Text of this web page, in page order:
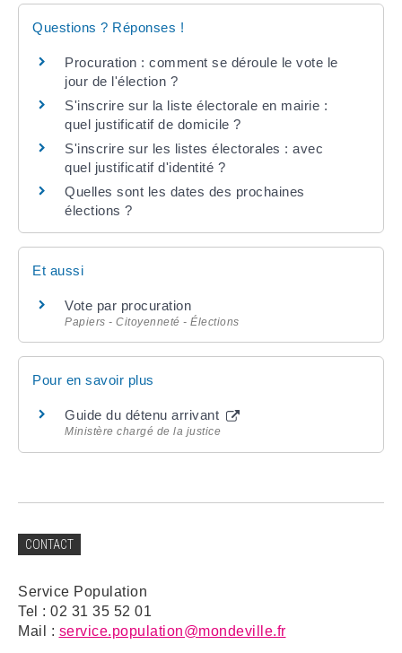
Questions ? Réponses !
Procuration : comment se déroule le vote le
jour de l'élection ?
S'inscrire sur la liste électorale en mairie :
quel justificatif de domicile ?
S'inscrire sur les listes électorales : avec
quel justificatif d'identité ?
Quelles sont les dates des prochaines
élections ?
Et aussi
Vote par procuration
Papiers - Citoyenneté - Élections
Pour en savoir plus
Guide du détenu arrivant
Ministère chargé de la justice
CONTACT
Service Population
Tel : 02 31 35 52 01
Mail : service.population@mondeville.fr